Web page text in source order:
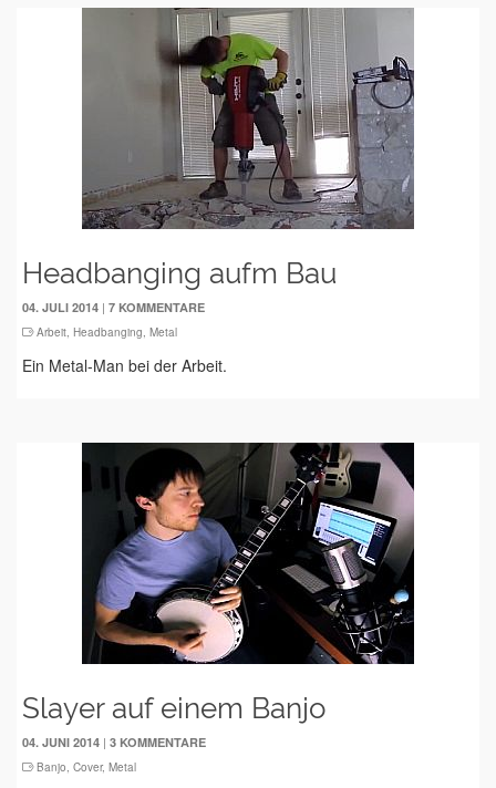
Headbanging aufm Bau
04. JULI 2014 | 7 KOMMENTARE
Arbeit, Headbanging, Metal
Ein Metal-Man bei der Arbeit.
Slayer auf einem Banjo
04. JUNI 2014 | 3 KOMMENTARE
Banjo, Cover, Metal